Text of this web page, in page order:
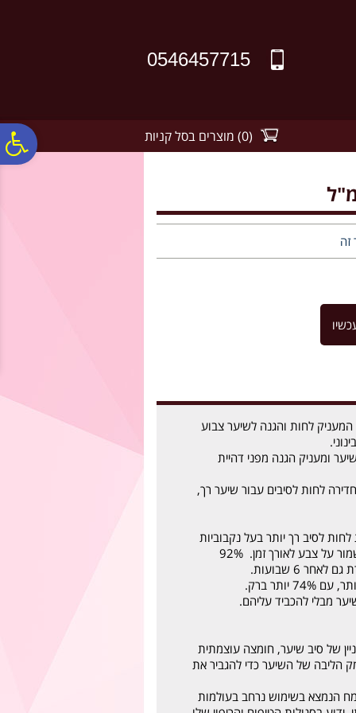
0546457715
(
0
) מוצרים בסל קניות
זה
לחות והגנה לשיער צבוע
ומעניק הגנה מפני דהיית
לחות לסיבים עבור שיער רך,
לסיב רך יותר בעל נקבוביות
מופחתת, על מנת לשמור על צבע לאורך זמן. 92%
6 שבועות.
יותר ברק.
מבלי להכביד עליהם.
של סיב שיער, חומצה עוצמתית
הליבה של השיער כדי להגביר את
הנמצא בשימוש נרחב בעולמות